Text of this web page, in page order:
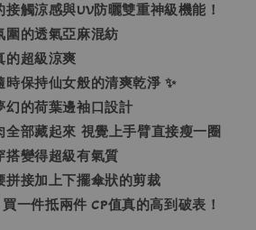
觸涼感與UV防曬雙重神級機能！
圍的透氣亞麻混紡
的超級涼爽
保持仙女般的清爽乾淨 ✨
幻的荷葉邊袖口設計
全部藏起來 視覺上手臂直接瘦一圈
搭變得超級有氣質
拼接加上下擺傘狀的剪裁
一件抵兩件 CP值真的高到破表！